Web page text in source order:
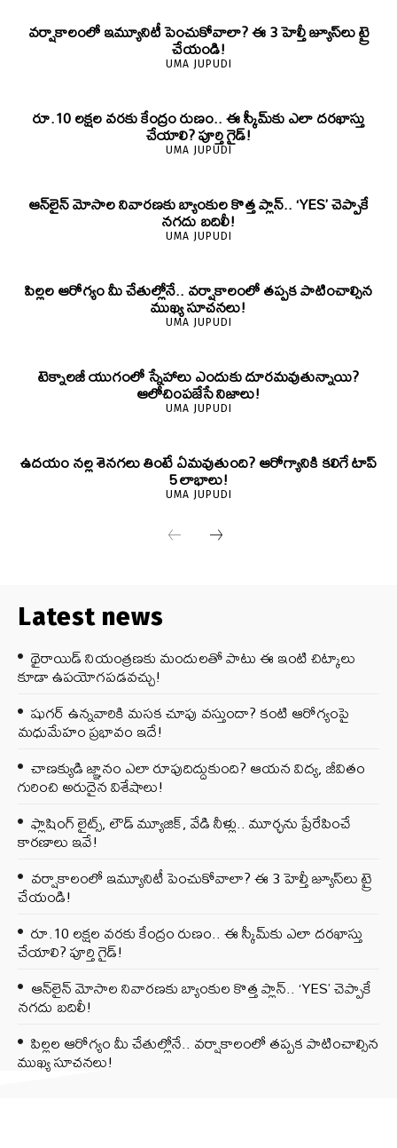
వర్షాకాలంలో ఇమ్యూనిటీ పెంచుకోవాలా? ఈ 3 హెల్తీ జ్యూస్‌లు ట్రై
చేయండి!
UMA JUPUDI
రూ.10 లక్షల వరకు కేంద్రం రుణం.. ఈ స్కీమ్‌కు ఎలా దరఖాస్తు
చేయాలి? పూర్తి గైడ్!
UMA JUPUDI
ఆన్‌లైన్ మోసాల నివారణకు బ్యాంకుల కొత్త ప్లాన్.. ‘YES’ చెప్పాకే
నగదు బదిలీ!
UMA JUPUDI
పిల్లల ఆరోగ్యం మీ చేతుల్లోనే.. వర్షాకాలంలో తప్పక పాటించాల్సిన
ముఖ్య సూచనలు!
UMA JUPUDI
టెక్నాలజీ యుగంలో స్నేహాలు ఎందుకు దూరమవుతున్నాయి?
ఆలోచింపజేసే నిజాలు!
UMA JUPUDI
ఉదయం నల్ల శెనగలు తింటే ఏమవుతుంది? ఆరోగ్యానికి కలిగే టాప్
5 లాభాలు!
UMA JUPUDI
Latest news
థైరాయిడ్ నియంత్రణకు మందులతో పాటు ఈ ఇంటి చిట్కాలు
కూడా ఉపయోగపడవచ్చు!
షుగర్ ఉన్నవారికి మసక చూపు వస్తుందా? కంటి ఆరోగ్యంపై
మధుమేహం ప్రభావం ఇదే!
చాణక్యుడి జ్ఞానం ఎలా రూపుదిద్దుకుంది? ఆయన విద్య, జీవితం
గురించి అరుదైన విశేషాలు!
ఫ్లాషింగ్ లైట్స్, లౌడ్ మ్యూజిక్, వేడి నీళ్లు.. మూర్ఛను ప్రేరేపించే
కారణాలు ఇవే!
వర్షాకాలంలో ఇమ్యూనిటీ పెంచుకోవాలా? ఈ 3 హెల్తీ జ్యూస్‌లు ట్రై
చేయండి!
రూ.10 లక్షల వరకు కేంద్రం రుణం.. ఈ స్కీమ్‌కు ఎలా దరఖాస్తు
చేయాలి? పూర్తి గైడ్!
ఆన్‌లైన్ మోసాల నివారణకు బ్యాంకుల కొత్త ప్లాన్.. ‘YES’ చెప్పాకే
నగదు బదిలీ!
పిల్లల ఆరోగ్యం మీ చేతుల్లోనే.. వర్షాకాలంలో తప్పక పాటించాల్సిన
ముఖ్య సూచనలు!